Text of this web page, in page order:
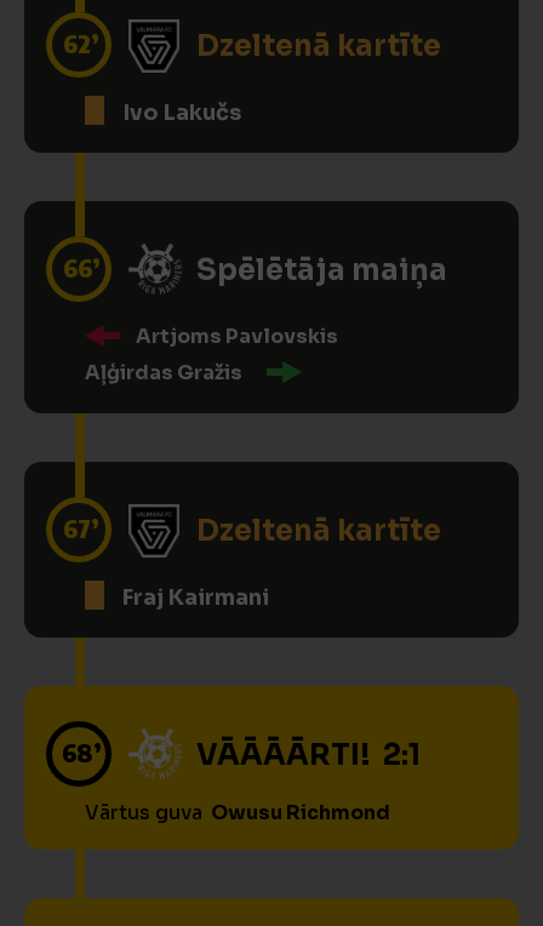
62’ Dzeltenā kartīte
Ivo Lakučs
66’ Spēlētāja maiņa
Artjoms Pavlovskis
Aļģirdas Gražis
67’ Dzeltenā kartīte
Fraj Kairmani
68’ VĀĀĀĀRTI! 2:1
Vārtus guva Owusu Richmond